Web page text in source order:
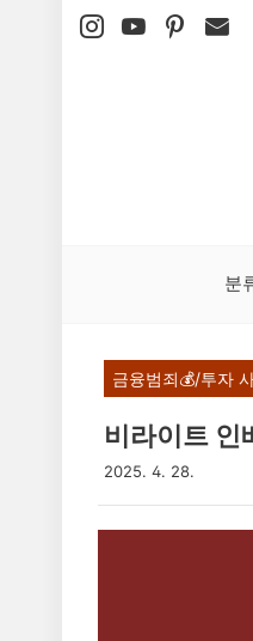
본문 바로가기
분
금융범죄💰/투자
비라이트
2025. 4. 28.